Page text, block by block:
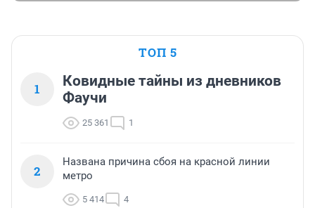
ТОП 5
1
Ковидные тайны из дневников
Фаучи
25 361 1
2
Названа причина сбоя на красной линии
метро
5 414 4